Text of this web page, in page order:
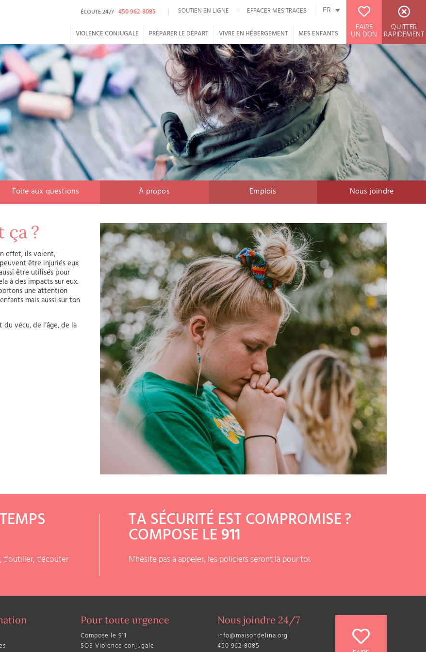
ÉCOUTE 24/7 450 962-8085 SOUTIEN EN LIGNE EFFACER MES TRACES FR
VIOLENCE CONJUGALE PRÉPARER LE DÉPART VIVRE EN HÉBERGEMENT MES ENFANTS FAIRE
UN DON
QUITTER
RAPIDEMENT
Foire aux questions À propos Emplois Nous joindre
ça ?
effet, ils voient,
être injuriés eux
être utilisés pour
à des impacts sur eux.
une attention
mais aussi sur ton
vécu, de l’âge, de la
t’écouter
TA SÉCURITÉ EST COMPROMISE ?
COMPOSE LE911
N’hésite pas à appeler, les policiers seront là pour toi.
Pour toute urgence
Compose le 911
SOS Violence conjugale
Nous joindre 24/7
info@maisondelina.org
450 962-8085